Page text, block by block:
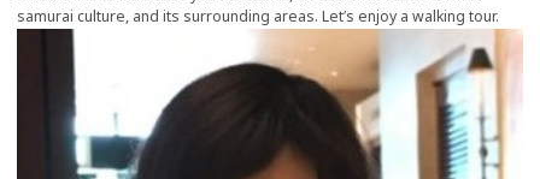
samurai culture, and its surrounding areas. Let′s enjoy a walking tour.
more